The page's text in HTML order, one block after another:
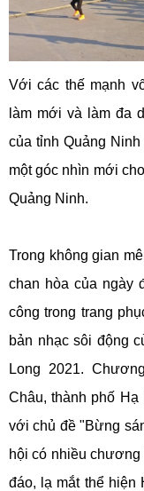
Với các thế mạnh
làm mới và làm đa
của tỉnh Quảng
một góc nhìn mới
Quảng Ninh.
Trong không gian
chan hòa của ngày
công trong trang
bản nhạc sôi động
Long 2021.
Châu, thành phố
với chủ đề "Bừng
hội có nhiều
đáo, lạ mắt thể hiện